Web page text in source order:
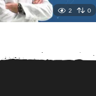
2 0